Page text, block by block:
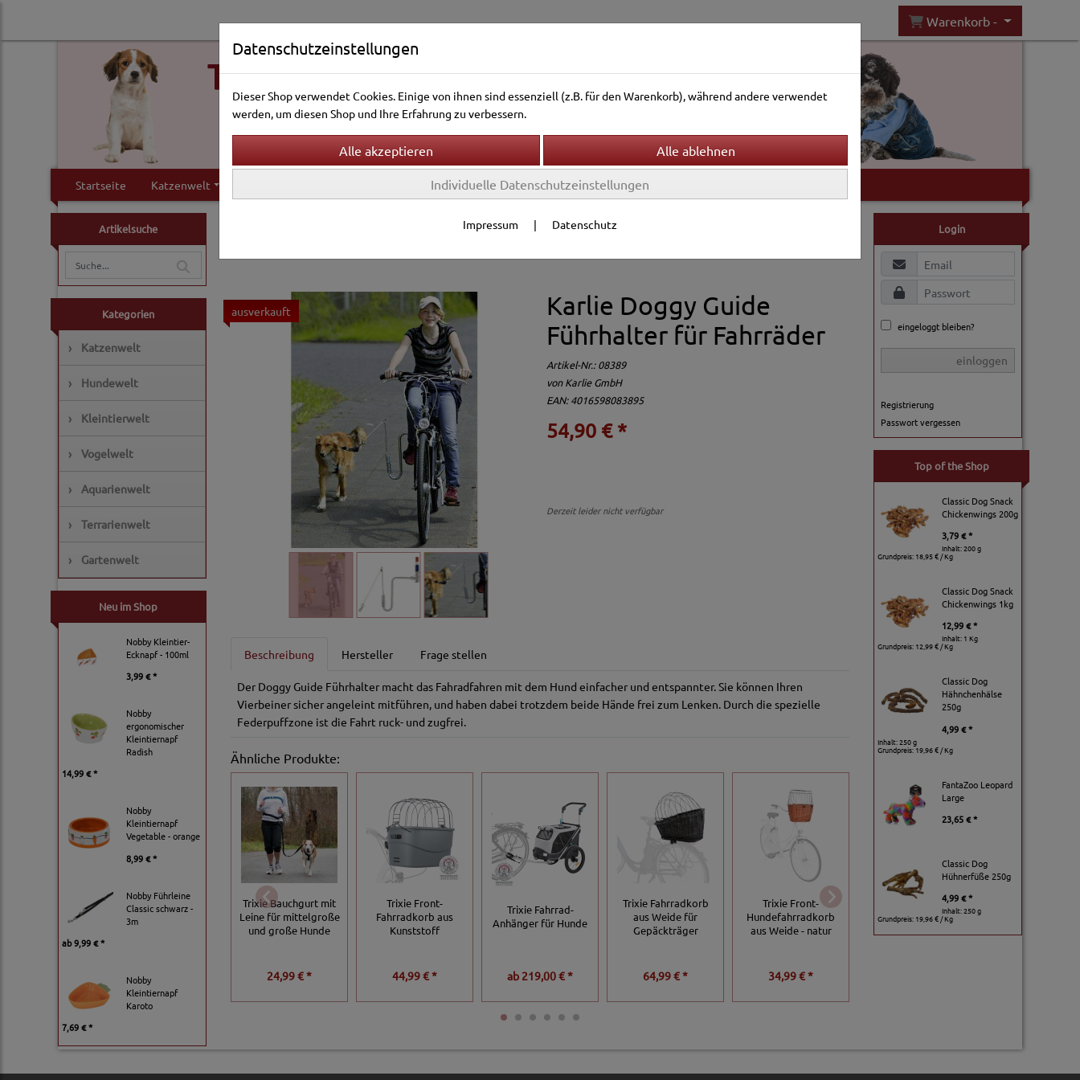
Warenkorb -
Startseite Katzenwelt Vogelwelt Aquarienwelt Terrarienwelt
Artikelsuche
Kategorien
› Katzenwelt
› Hundewelt
› Kleintierwelt
› Vogelwelt
› Aquarienwelt
› Terrarienwelt
› Gartenwelt
Neu im Shop
Nobby Kleintier-
Ecknapf - 100ml
3,99 € *
Nobby
ergonomischer
Kleintiernapf
Radish
14,99 € *
Nobby
Kleintiernapf
Vegetable - orange
8,99 € *
Nobby Führleine
Classic schwarz -
3m
ab9,99 € *
Nobby
Kleintiernapf
Karoto
7,69 € *
ausverkauft
Karlie Doggy Guide
Führhalter für Fahrräder
Artikel-Nr.:08389
vonKarlie GmbH
EAN: 4016598083895
54,90 € *
Derzeit leider nicht verfügbar
Beschreibung Hersteller Frage stellen
Der Doggy Guide Führhalter macht das Fahradfahren mit dem Hund einfacher und entspannter. Sie können Ihren
Vierbeiner sicher angeleint mitführen, und haben dabei trotzdem beide Hände frei zum Lenken. Durch die spezielle
Federpuffzone ist die Fahrt ruck- und zugfrei.
Ähnliche Produkte:
Trixie Bauchgurt mit
Leine für mittelgroße
und große Hunde
24,99 € *
Trixie Front-
Fahrradkorb aus
Kunststoff
44,99 € *
Trixie Fahrrad-
Anhänger für Hunde
ab 219,00 € *
Trixie Fahrradkorb
aus Weide für
Gepäckträger
64,99 € *
Trixie Front-
Hundefahrradkorb
aus Weide - natur
34,99 € *
Trixie Biker-Set
Login
eingeloggt bleiben?
einloggen
Registrierung
Passwort vergessen
Top of the Shop
Classic Dog Snack
Chickenwings 200g
3,79 € *
Inhalt: 200 g
Grundpreis: 18,95 € / Kg
Classic Dog Snack
Chickenwings 1kg
12,99 € *
Inhalt: 1 Kg
Grundpreis: 12,99 € / Kg
Classic Dog
Hähnchenhälse
250g
4,99 € *
Inhalt: 250 g
Grundpreis:19,96 € / Kg
FantaZoo Leopard
Large
23,65 € *
Classic Dog
Hühnerfüße 250g
4,99 € *
Inhalt: 250 g
Grundpreis: 19,96 € / Kg
Datenschutzeinstellungen
Dieser Shop verwendet Cookies. Einige von ihnen sind essenziell (z.B. für den Warenkorb), während andere verwendet
werden, um diesen Shop und Ihre Erfahrung zu verbessern.
Individuelle Datenschutzeinstellungen
Impressum | Datenschutz